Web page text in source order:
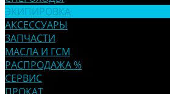
ЭКИПИРОВКА
АКСЕССУАРЫ
ЗАПЧАСТИ
МАСЛА И ГСМ
РАСПРОДАЖА %
СЕРВИС